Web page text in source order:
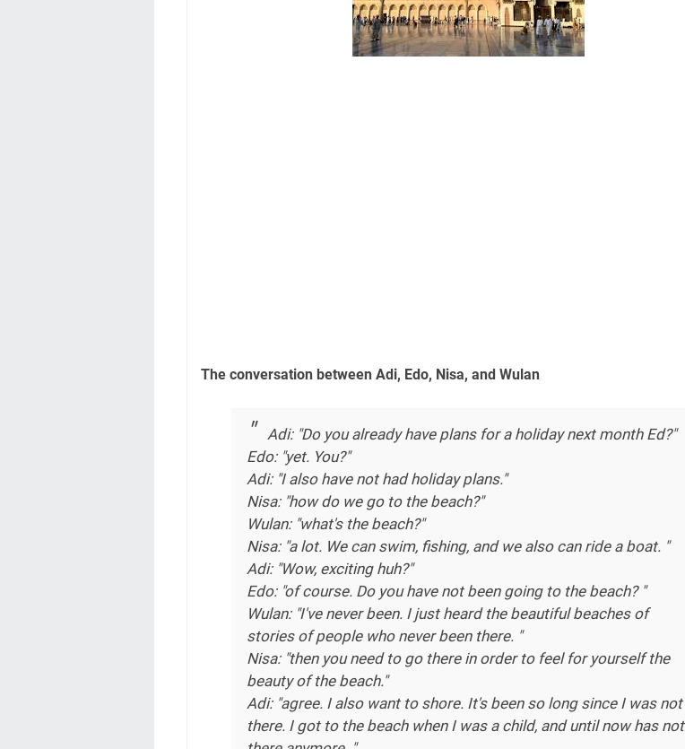
The conversation between Adi, Edo, Nisa, and Wulan
Adi: "Do you already have plans for a holiday next month Ed?"
Edo: "yet. You?"
Adi: "I also have not had holiday plans."
Nisa: "how do we go to the beach?"
Wulan: "what's the beach?"
Nisa: "a lot. We can swim, fishing, and we also can ride a boat. "
Adi: "Wow, exciting huh?"
Edo: "of course. Do you have not been going to the beach? "
Wulan: "I've never been. I just heard the beautiful beaches of
stories of people who never been there. "
Nisa: "then you need to go there in order to feel for yourself the
beauty of the beach."
Adi: "agree. I also want to shore. It's been so long since I was not
there. I got to the beach when I was a child, and until now has not